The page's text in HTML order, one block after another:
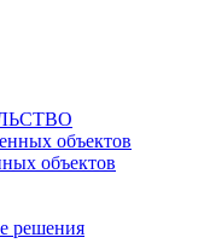
объектов
объектов
решения